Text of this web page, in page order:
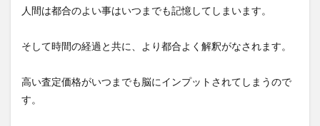
人間は都合のよい事はいつまでも記憶してしまいます。
そして時間の経過と共に、より都合よく解釈がなされます。
高い査定価格がいつまでも脳にインプットされてしまうので
す。